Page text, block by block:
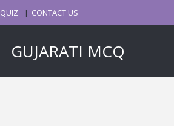
QUIZ CONTACT US
GUJARATI MCQ